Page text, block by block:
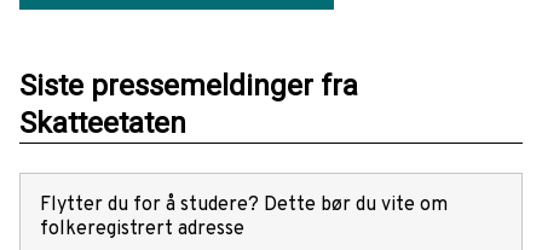
Siste pressemeldinger fra
Skatteetaten
Flytter du for å studere? Dette bør du vite om
folkeregistrert adresse